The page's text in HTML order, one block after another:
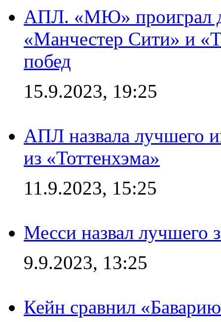
АПЛ. «МЮ» проиграл
«Манчестер Сити» и
побед
15.9.2023, 19:25
АПЛ назвала лучшего
из «Тоттенхэма»
11.9.2023, 15:25
Месси назвал лучшего
9.9.2023, 13:25
Кейн сравнил